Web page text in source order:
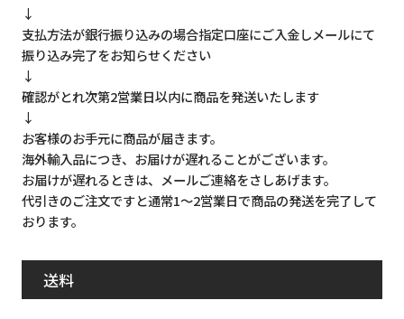
↓
支払方法が銀行振り込みの場合指定口座にご入金しメールにて
振り込み完了をお知らせください
↓
確認がとれ次第2営業日以内に商品を発送いたします
↓
お客様のお手元に商品が届きます。
海外輸入品につき、お届けが遅れることがございます。
お届けが遅れるときは、メールご連絡をさしあげます。
代引きのご注文ですと通常1～2営業日で商品の発送を完了して
おります。
送料